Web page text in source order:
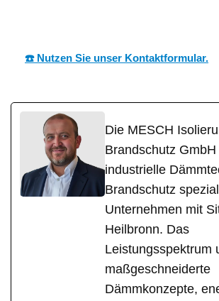
☎️ Nutzen Sie unser Kontaktformular.
Die MESCH
Brandschutz
industrielle
Brandschutz
Unternehmen mit
Heilbronn. Das
Leistungsspektrum
maßgeschneiderte
Dämmkonzepte,